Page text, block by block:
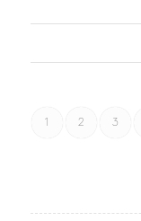
1 2 3